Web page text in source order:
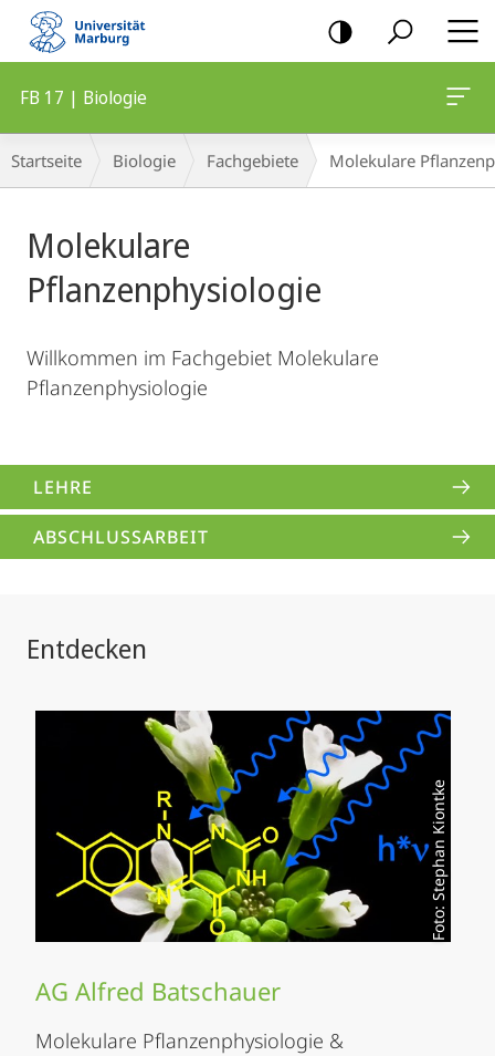
Mobile-
Navigation
FB 17 | Biologie
Hauptinhalt
Breadcrumb-
Navigation
Startseite Biologie Fachgebiete Molekulare
Molekulare
Pflanzenphysiologie
Willkommen im Fachgebiet Molekulare
Pflanzenphysiologie
LEHRE
ABSCHLUSSARBEIT
Entdecken
Foto: Stephan Kiontke
AG Alfred Batschauer
Molekulare Pflanzenphysiologie &